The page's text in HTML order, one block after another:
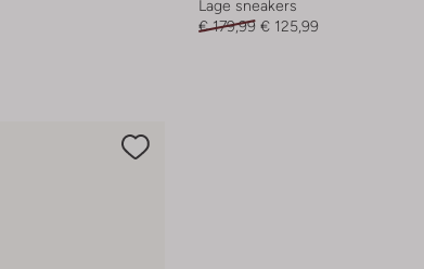
Lage sneakers
€ 179,99 € 125,99